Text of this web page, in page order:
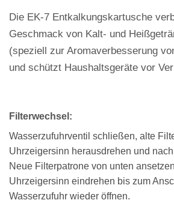
Die EK-7 Entkalkungskartusche
Geschmack von Kalt- und
(speziell zur Aromaverbesserung
und schützt Haushaltsgeräte vor
Filterwechsel:
Wasserzufuhrventil schließen, alte
Uhrzeigersinn herausdrehen und
Neue Filterpatrone von unten
Uhrzeigersinn eindrehen bis zum
Wasserzufuhr wieder öffnen.